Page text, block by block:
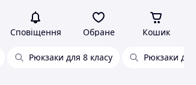
Сповіщення Обране Кошик
Рюкзаки для 8 класу Рюкзаки